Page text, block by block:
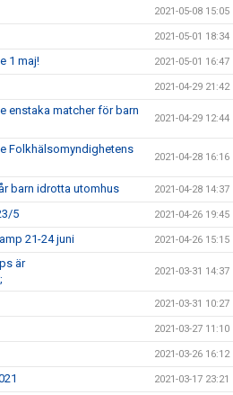
2021-05-08 15:05
2021-05-01 18:34
1 maj! 2021-05-01 16:47
2021-04-29 21:42
enstaka matcher för barn
2021-04-29 12:44
Folkhälsomyndighetens
2021-04-28 16:16
barn idrotta utomhus 2021-04-28 14:37
5 2021-04-26 19:45
21-24 juni 2021-04-26 15:15
är
2021-03-31 14:37
2021-03-31 10:27
2021-03-27 11:10
2021-03-26 16:12
2021-03-17 23:21